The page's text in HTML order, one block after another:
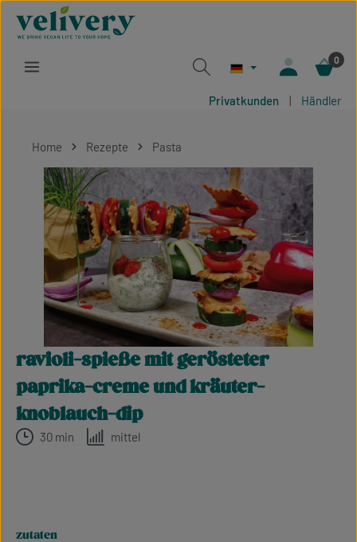
Zum Hauptinhalt springen
0
Privatkunden | Händler
Home Rezepte Pasta
Bildergalerie überspringen
ravioli-spieße mit gerösteter
paprika-creme und kräuter-
knoblauch-dip
30 min mittel
zutaten